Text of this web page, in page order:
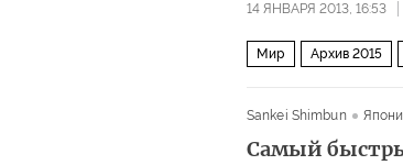
14 ЯНВАРЯ 2013, 16:53
Мир Архив 2015
Sankei Shimbun
Самый